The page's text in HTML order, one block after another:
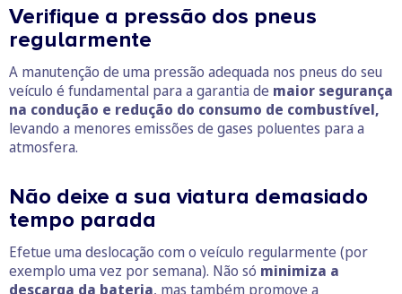
Verifique a pressão dos pneus
regularmente
A manutenção de uma pressão adequada nos pneus do seu
veículo é fundamental para a garantia de maior segurança
na condução e redução do consumo de combustível,
levando a menores emissões de gases poluentes para a
atmosfera.
Não deixe a sua viatura demasiado
tempo parada
Efetue uma deslocação com o veículo regularmente (por
exemplo uma vez por semana). Não só minimiza a
descarga da bateria, mas também promove a